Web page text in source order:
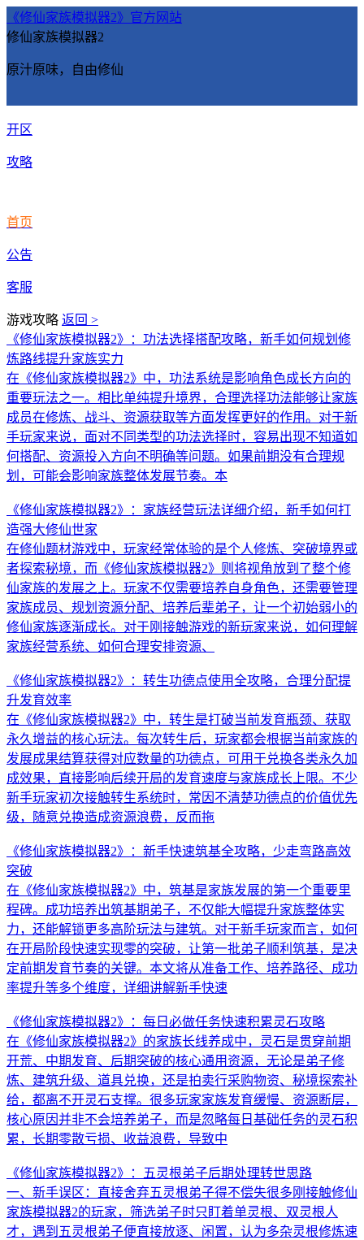
《修仙家族模拟器2》官方网站
修仙家族模拟器2
原汁原味，自由修仙
开区
攻略
首页
公告
客服
游戏攻略 返回 >
《修仙家族模拟器2》：功法选择搭配攻略，新手如何规划修
炼路线提升家族实力
在《修仙家族模拟器2》中，功法系统是影响角色成长方向的
重要玩法之一。相比单纯提升境界，合理选择功法能够让家族
成员在修炼、战斗、资源获取等方面发挥更好的作用。对于新
手玩家来说，面对不同类型的功法选择时，容易出现不知道如
何搭配、资源投入方向不明确等问题。如果前期没有合理规
划，可能会影响家族整体发展节奏。本
《修仙家族模拟器2》：家族经营玩法详细介绍，新手如何打
造强大修仙世家
在修仙题材游戏中，玩家经常体验的是个人修炼、突破境界或
者探索秘境，而《修仙家族模拟器2》则将视角放到了整个修
仙家族的发展之上。玩家不仅需要培养自身角色，还需要管理
家族成员、规划资源分配、培养后辈弟子，让一个初始弱小的
修仙家族逐渐成长。对于刚接触游戏的新玩家来说，如何理解
家族经营系统、如何合理安排资源、
《修仙家族模拟器2》：转生功德点使用全攻略，合理分配提
升发育效率
在《修仙家族模拟器2》中，转生是打破当前发育瓶颈、获取
永久增益的核心玩法。每次转生后，玩家都会根据当前家族的
发展成果结算获得对应数量的功德点，可用于兑换各类永久加
成效果，直接影响后续开局的发育速度与家族成长上限。不少
新手玩家初次接触转生系统时，常因不清楚功德点的价值优先
级，随意兑换造成资源浪费，反而拖
《修仙家族模拟器2》：新手快速筑基全攻略，少走弯路高效
突破
在《修仙家族模拟器2》中，筑基是家族发展的第一个重要里
程碑。成功培养出筑基期弟子，不仅能大幅提升家族整体实
力，还能解锁更多高阶玩法与建筑。对于新手玩家而言，如何
在开局阶段快速实现零的突破，让第一批弟子顺利筑基，是决
定前期发育节奏的关键。本文将从准备工作、培养路径、成功
率提升等多个维度，详细讲解新手快速
《修仙家族模拟器2》：每日必做任务快速积累灵石攻略
在《修仙家族模拟器2》的家族长线养成中，灵石是贯穿前期
开荒、中期发育、后期突破的核心通用资源，无论是弟子修
炼、建筑升级、道具兑换，还是拍卖行采购物资、秘境探索补
给，都离不开灵石支撑。很多玩家家族发育缓慢、资源断层，
核心原因并非不会培养弟子，而是忽略每日基础任务的灵石积
累，长期零散亏损、收益浪费，导致中
《修仙家族模拟器2》：五灵根弟子后期处理转世思路
一、新手误区：直接舍弃五灵根弟子得不偿失很多刚接触修仙
家族模拟器2的玩家，筛选弟子时只盯着单灵根、双灵根人
才，遇到五灵根弟子便直接放逐、闲置，认为多杂灵根修炼速